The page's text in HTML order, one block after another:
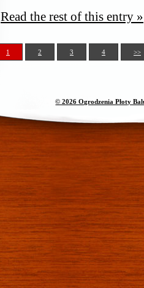
Read the rest of this entry »
1 2 3 4 >>
© 2026 Ogrodzenia Płoty